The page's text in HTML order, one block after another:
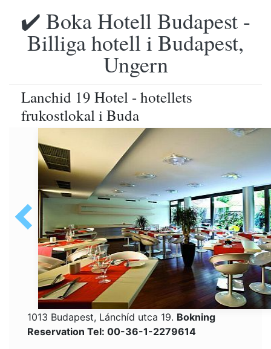
✔️ Boka Hotell Budapest -
Billiga hotell i Budapest,
Ungern
Lanchid 19 Hotel - hotellets
frukostlokal i Buda
1013 Budapest, Lánchíd utca 19. Bokning
Reservation Tel: 00-36-1-2279614